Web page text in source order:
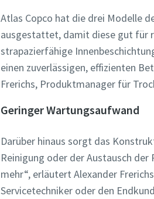
Atlas Copco hat die drei Modelle
ausgestattet, damit diese gut für
strapazierfähige
einen zuverlässigen, effizienten
Frerichs, Produktmanager für
Geringer Wartungsaufwand
Darüber hinaus sorgt das
Reinigung oder der Austausch
mehr“, erläutert Alexander
Servicetechniker oder den
Firma
Land
Straße
Stadt
Postleitzahl
Firma
Land
Straße
Stadt
Postleitzahl
Firma
Land
Straße
Stadt
Postleitzahl